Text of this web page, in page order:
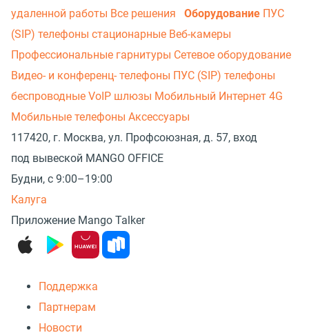
удаленной работы Все решения Оборудование ПУС
(SIP) телефоны стационарные Веб-камеры
Профессиональные гарнитуры Сетевое оборудование
Видео- и конференц- телефоны ПУС (SIP) телефоны
беспроводные VoIP шлюзы Мобильный Интернет 4G
Мобильные телефоны Аксессуары
117420, г. Москва, ул. Профсоюзная, д. 57, вход
под вывеской MANGO OFFICE
Будни, с 9:00–19:00
Калуга
Приложение Mango Talker
Поддержка
Партнерам
Новости